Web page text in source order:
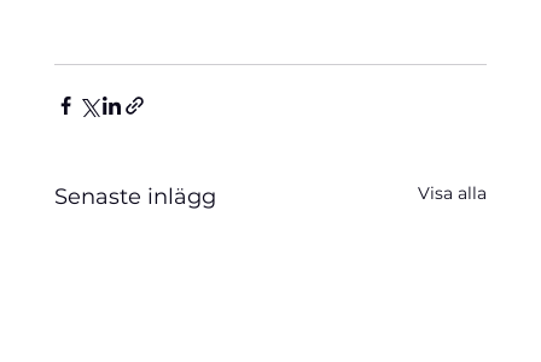
Senaste inlägg Visa alla